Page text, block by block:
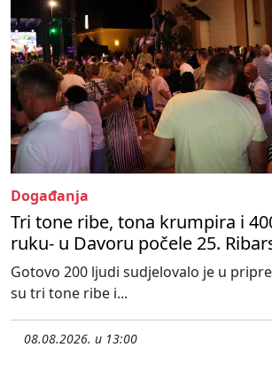
Događanja
Tri tone ribe, tona krumpira i
ruku- u Davoru počele 25.
Gotovo 200 ljudi sudjelovalo je u
su tri tone ribe i...
08.08.2026. u 13:00